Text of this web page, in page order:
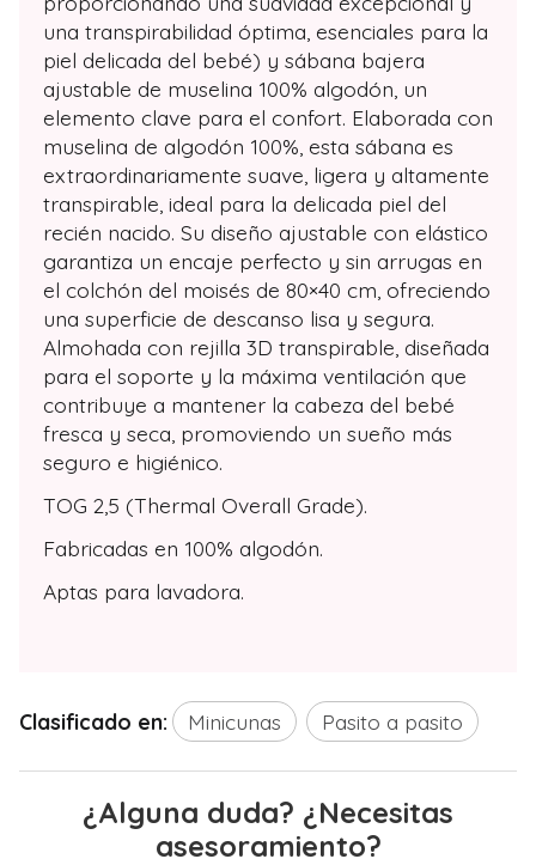
una transpirabilidad óptima, esenciales para la
piel delicada del bebé) y sábana bajera
ajustable de muselina 100% algodón, un
elemento clave para el confort. Elaborada con
muselina de algodón 100%, esta sábana es
extraordinariamente suave, ligera y altamente
transpirable, ideal para la delicada piel del
recién nacido. Su diseño ajustable con elástico
garantiza un encaje perfecto y sin arrugas en
el colchón del moisés de 80×40 cm, ofreciendo
una superficie de descanso lisa y segura.
Almohada con rejilla 3D transpirable, diseñada
para el soporte y la máxima ventilación que
contribuye a mantener la cabeza del bebé
fresca y seca, promoviendo un sueño más
seguro e higiénico.
TOG 2,5 (Thermal Overall Grade).
Fabricadas en 100% algodón.
Aptas para lavadora.
Clasificado en: Minicunas Pasito a pasito
¿Alguna duda? ¿Necesitas
asesoramiento?